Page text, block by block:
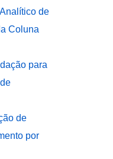
de
Coluna
para
de
por